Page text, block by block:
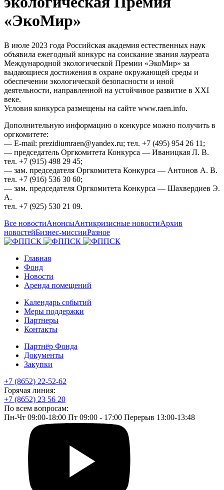
«ЭкоМир»
В июле 2023 года Российская академия естественных наук
объявила ежегодный конкурс на соискание звания лауреата
Международной экологической Премии «ЭкоМир» за
выдающиеся достижения в охране окружающей среды и
обеспечении экологической безопасности и иной
деятельности, направленной на устойчивое развитие в XXI
веке.
Условия конкурса размещены на сайте www.raen.info.
Дополнительную информацию о конкурсе можно получить в
оргкомитете:
— E-mail: prezidiumraen@yandex.ru; тел. +7 (495) 954 26 11;
— председатель Оргкомитета Конкурса — Иваницкая Л. В.
тел. +7 (915) 498 29 45;
— зам. председателя Оргкомитета Конкурса — Антонов А. В.
тел. +7 (916) 536 30 60;
— зам. председателя Оргкомитета Конкурса — Шахвердиев Э.
А.
тел. +7 (925) 530 21 09.
Все новостиАнонсыАнтикризисные новостиАрхив
новостейБизнес-миссииРазное
Главная
Фонд
Новости
Аренда помещений
Календарь событий
Меры поддержки
Партнеры
Контакты
Партнёр Фонда
Документы
Закупки
+7 (8652) 22-52-62
Горячая линия:
+7 (8652) 23 56 20
По всем вопросам:
Пн-Чт 09:00-18:00 Пт 09:00 - 17:00 Перерыв 13:00-13:48